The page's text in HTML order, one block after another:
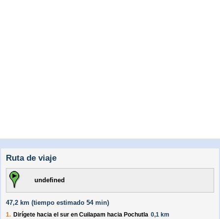
Ruta de viaje
undefined
47,2 km (tiempo estimado 54 min)
1. Dirígete hacia el sur en Cuilapam hacia Pochutla 0,1 km